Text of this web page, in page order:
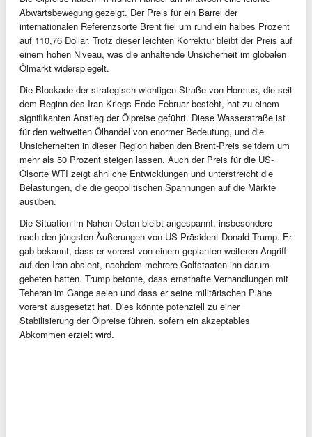
Abwärtsbewegung gezeigt. Der Preis für ein Barrel der
internationalen Referenzsorte Brent fiel um rund ein halbes Prozent
auf 110,76 Dollar. Trotz dieser leichten Korrektur bleibt der Preis auf
einem hohen Niveau, was die anhaltende Unsicherheit im globalen
Ölmarkt widerspiegelt.
Die Blockade der strategisch wichtigen Straße von Hormus, die seit
dem Beginn des Iran-Kriegs Ende Februar besteht, hat zu einem
signifikanten Anstieg der Ölpreise geführt. Diese Wasserstraße ist
für den weltweiten Ölhandel von enormer Bedeutung, und die
Unsicherheiten in dieser Region haben den Brent-Preis seitdem um
mehr als 50 Prozent steigen lassen. Auch der Preis für die US-
Ölsorte WTI zeigt ähnliche Entwicklungen und unterstreicht die
Belastungen, die die geopolitischen Spannungen auf die Märkte
ausüben.
Die Situation im Nahen Osten bleibt angespannt, insbesondere
nach den jüngsten Äußerungen von US-Präsident Donald Trump. Er
gab bekannt, dass er vorerst von einem geplanten weiteren Angriff
auf den Iran absieht, nachdem mehrere Golfstaaten ihn darum
gebeten hatten. Trump betonte, dass ernsthafte Verhandlungen mit
Teheran im Gange seien und dass er seine militärischen Pläne
vorerst ausgesetzt hat. Dies könnte potenziell zu einer
Stabilisierung der Ölpreise führen, sofern ein akzeptables
Abkommen erzielt wird.